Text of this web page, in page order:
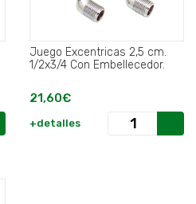
Juego Excentricas 2,5 cm.
1/2x3/4 Con Embellecedor.
21,60€
+detalles